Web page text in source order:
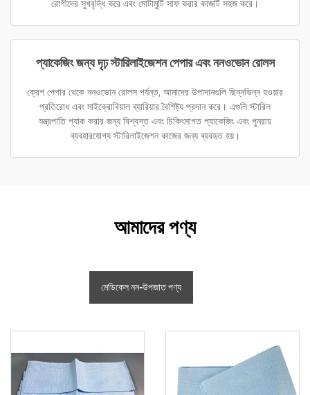
রোগীদের সুখবৃদ্ধি করে এবং মোটামুটি সাফ করার কাজটি সহজ করে।
প্যাকেজিং জন্য দৃঢ় স্টারিলাইজেশন পেপার এবং ননওভোন রোলস
ক্রেপ পেপার থেকে ননওভোন রোলস পর্যন্ত, আমাদের উপাদানগুলি ছিন্নভিন্ন হওয়ার
প্রতিরোধ এবং মাইক্রোবিয়াল ব্যারিয়ার বৈশিষ্ট্য প্রদান করে। এগুলি স্টারিল
যন্ত্রপাতি প্যাক করার জন্য বিশ্বস্ত এবং চিকিৎসাগত প্যাকেজিং এবং পুনরায়
ব্যবহারযোগ্য স্টারিলাইজেশন কাজের জন্য ব্যবহৃত হয়।
আমাদের পণ্য
মেডিকেল নন-উপজাত পণ্য